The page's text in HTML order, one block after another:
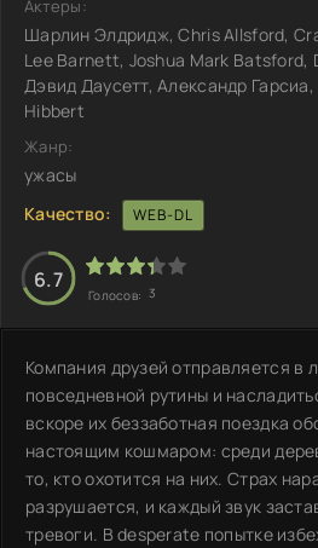
Актеры:
Шарлин Элдридж, Chris Allsford,
Lee Barnett, Joshua Mark Batsford,
Дэвид Даусетт, Александр
Hibbert
Жанр:
ужасы
Качество:
WEB-DL
6.7
Голосов: 3
Компания друзей отправляется в
повседневной рутины и
вскоре их беззаботная поездка
настоящим кошмаром: среди
то, кто охотится на них. Страх
разрушается, и каждый звук
тревоги. В desperate попытке